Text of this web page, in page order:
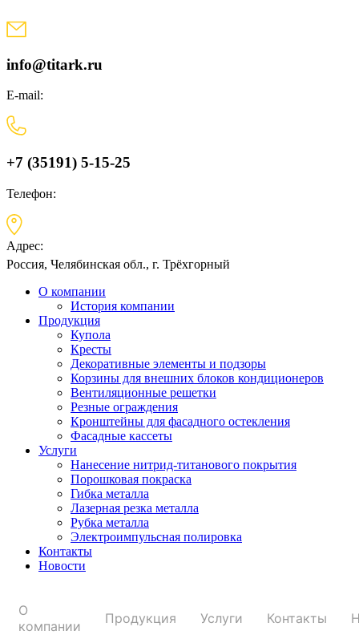
to
content
info@titark.ru
E-mail:
+7 (35191) 5-15-25
Телефон:
Адрес:
Россия, Челябинская обл., г. Трёхгорный
О компании
История компании
Продукция
Купола
Кресты
Декоративные элементы и подзоры
Корзины для внешних блоков кондиционеров
Вентиляционные решетки
Резные ограждения
Кронштейны для фасадного остекления
Фасадные кассеты
Услуги
Нанесение нитрид-титанового покрытия
Порошковая покраска
Гибка металла
Лазерная резка металла
Рубка металла
Электроимпульсная полировка
Контакты
Новости
О
компании
Продукция Услуги Контакты